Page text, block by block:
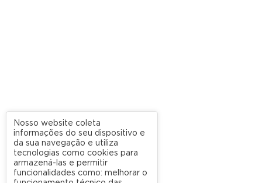
Nosso website coleta
informações do seu dispositivo e
da sua navegação e utiliza
tecnologias como cookies para
armazená-las e permitir
funcionalidades como: melhorar o